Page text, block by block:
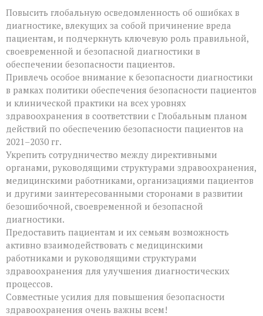
Повысить глобальную осведомленность об ошибках в
диагностике, влекущих за собой причинение вреда
пациентам, и подчеркнуть ключевую роль правильной,
своевременной и безопасной диагностики в
обеспечении безопасности пациентов.
Привлечь особое внимание к безопасности диагностики
в рамках политики обеспечения безопасности пациентов
и клинической практики на всех уровнях
здравоохранения в соответствии с Глобальным планом
действий по обеспечению безопасности пациентов на
2021–2030 гг.
Укрепить сотрудничество между директивными
органами, руководящими структурами здравоохранения,
медицинскими работниками, организациями пациентов
и другими заинтересованными сторонами в развитии
безошибочной, своевременной и безопасной
диагностики.
Предоставить пациентам и их семьям возможность
активно взаимодействовать с медицинскими
работниками и руководящими структурами
здравоохранения для улучшения диагностических
процессов.
Совместные усилия для повышения безопасности
здравоохранения очень важны всем!